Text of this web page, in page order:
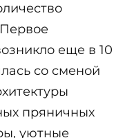
еще в 10
со сменой
пряничных
уютные